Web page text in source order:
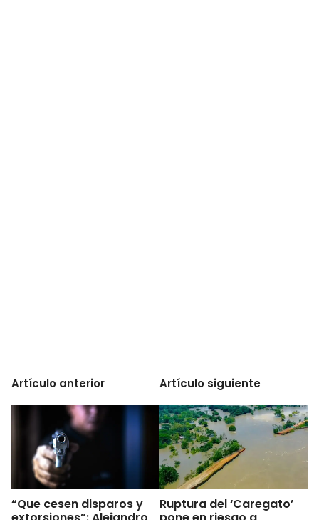
Artículo anterior
“Que cesen disparos y
Artículo siguiente
Ruptura del ‘Caregato’